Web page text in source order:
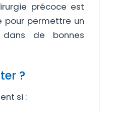
précoce est
pour permettre un
de bonnes
?
si :